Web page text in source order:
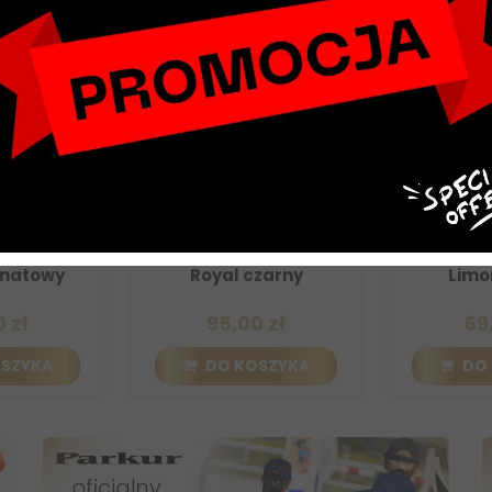
HKM
Palcat ujeżdżeniowy HKM
Royal czarny
DO KOSZYKA
Palcat
DO